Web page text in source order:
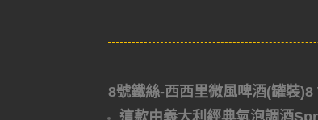
8號鐵絲-西西里微風啤酒(罐裝
這款由義大利經典氣泡調酒